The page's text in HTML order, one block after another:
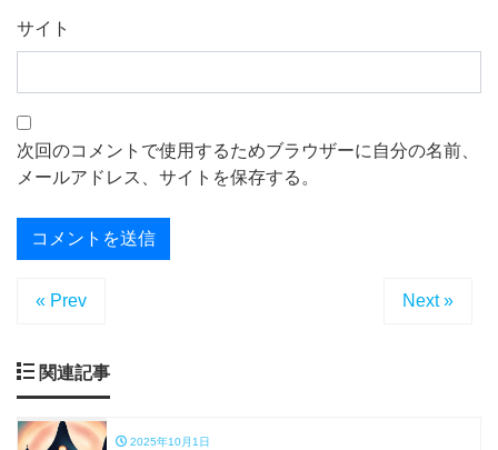
サイト
次回のコメントで使用するためブラウザーに自分の名前、
メールアドレス、サイトを保存する。
« Prev Next »
関連記事
2025年10月1日